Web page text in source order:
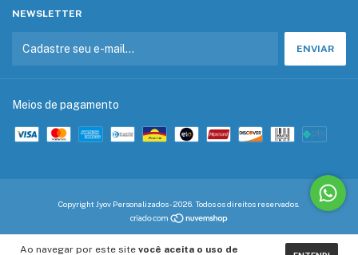
Ao navegar por este site você aceita o uso de
NEWSLETTER
Meios de pagamento
Copyright Jyov Personalizados - 2026. Todos os direitos reservados.